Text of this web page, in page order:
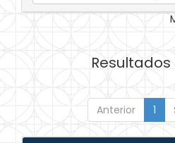
Resultados
Anterior 1